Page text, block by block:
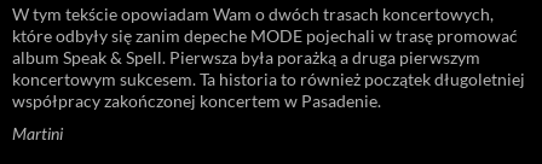
W tym tekście opowiadam Wam o dwóch trasach koncertowych,
które odbyły się zanim depeche MODE pojechali w trasę promować
album Speak & Spell. Pierwsza była porażką a druga pierwszym
koncertowym sukcesem. Ta historia to również początek długoletniej
współpracy zakończonej koncertem w Pasadenie.
Martini